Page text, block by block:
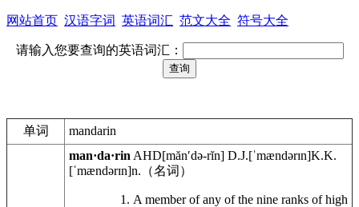
网站首页 汉语字词 英语词汇 范文大全 符号大全
请输入您要查询的英语词汇：
单词 mandarin
man·da·rin AHD[mănʹdə-rĭn] D.J.[ˈmændərɪn]K.K.
[ˈmændərɪn]n. （名词）
A member of any of the nine ranks of high